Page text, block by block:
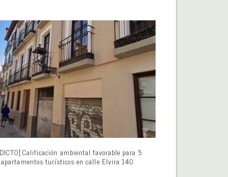
Calificación ambiental favorable para 5
apartamentos turísticos en calle Elvira 140